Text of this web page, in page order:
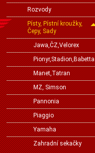
Rozvody
Písty, Pístní kroužky,
Čepy, Sady
Jawa,ČZ,Velorex
Pionyr,Stadion,Babetta
Manet,Tatran
MZ, Simson
Pannonia
Piaggio
Yamaha
Zahradní sekačky